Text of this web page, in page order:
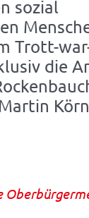
sozial
Trott-
die